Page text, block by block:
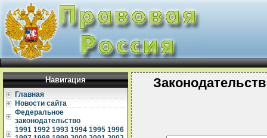
Навигация
Главная
Новости сайта
Федеральное
законодательство
1991 1992 1993 1994 1995 1996